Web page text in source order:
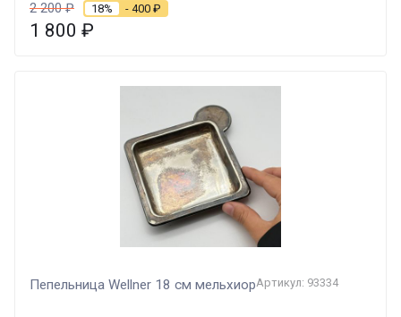
2 200₽ 18% - 400 ₽
1 800 ₽
Пепельница Wellner 18 см мельхиорАртикул: 93334